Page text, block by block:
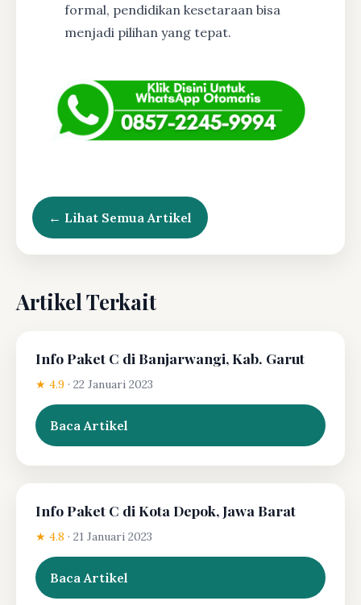
formal, pendidikan kesetaraan bisa
menjadi pilihan yang tepat.
← Lihat Semua Artikel
Artikel Terkait
Info Paket C di Banjarwangi, Kab. Garut
★ 4.9 · 22 Januari 2023
Baca Artikel
Info Paket C di Kota Depok, Jawa Barat
★ 4.8 · 21 Januari 2023
Baca Artikel